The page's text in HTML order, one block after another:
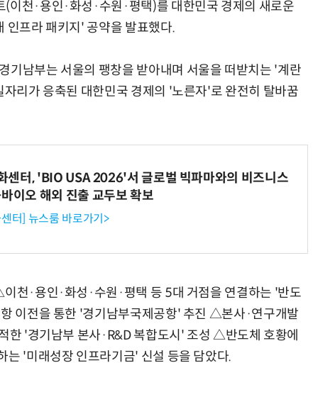
이천·용인·화성·수원·평택)를 대한민국 경제의 새로운
인프라 패키지' 공약을 발표했다.
기남부는 서울의 팽창을 받아내며 서울을 떠받치는 '계란
리가 응축된 대한민국 경제의 '노른자'로 완전히 탈바꿈
센터, 'BIO USA 2026'서 글로벌 빅파마와의 비즈니스
이오 해외 진출 교두보 확보
터] 뉴스룸 바로가기>
천·용인·화성·수원·평택 등 5대 거점을 연결하는 '반도
이전을 통한 '경기남부국제공항' 추진 △본사·연구개발
한 '경기남부 본사·R&D 복합도시' 조성 △반도체 호황에
는 '미래성장 인프라기금' 신설 등을 담았다.